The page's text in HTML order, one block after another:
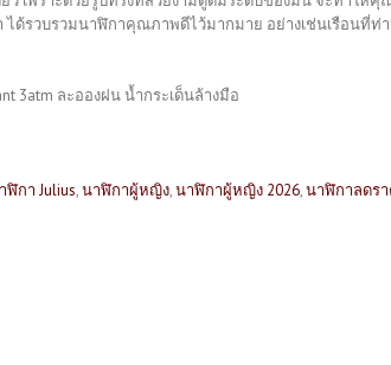
า ได้รวบรวมนาฬิกาคุณภาพดีไว้มากมาย อย่างเช่นเรือนที่
3atm ละอองฝน น้ำกระเด็นล้างมือ
ฬิกา Julius,นาฬิกาผู้หญิง,นาฬิกาผู้หญิง 2026,นาฬิกาลดร